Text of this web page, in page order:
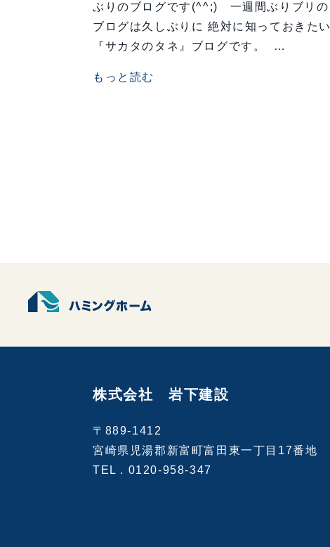
ぶりのブログです(^^;) 一週間ぶりブリの
ブログは久しぶりに 絶対に知っておきたい
『サカタのタネ』ブログです。 …
もっと読む
株式会社 岩下建設
〒889-1412
宮崎県児湯郡新富町富田東一丁目17番地
TEL . 0120-958-347